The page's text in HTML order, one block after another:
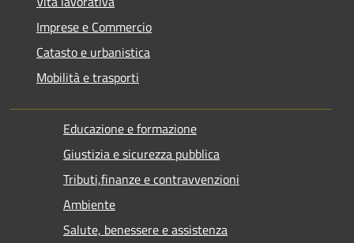
Imprese e Commercio
Catasto e urbanistica
Mobilità e trasporti
Educazione e formazione
Giustizia e sicurezza pubblica
Tributi,finanze e contravvenzioni
Ambiente
Salute, benessere e assistenza